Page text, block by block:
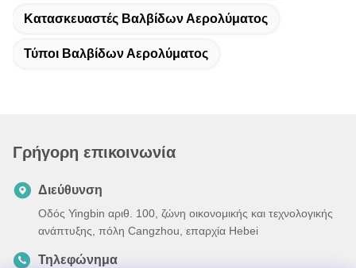
Κατασκευαστές Βαλβίδων Αερολύματος
Τύποι Βαλβίδων Αερολύματος
Γρήγορη επικοινωνία
Διεύθυνση
Οδός Yingbin αριθ. 100, ζώνη οικονομικής και τεχνολογικής
ανάπτυξης, πόλη Cangzhou, επαρχία Hebei
Τηλεφώνημα